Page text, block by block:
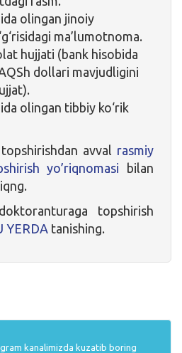
olingan jinoiy
ma’lumotnoma.
hujjati (bank hisobida
dollari mavjudligini
olingan tibbiy ko‘rik
avval rasmiy
yo’riqnomasi bilan
topshirish
YERDA tanishing.
kanalimizda kuzatib boring